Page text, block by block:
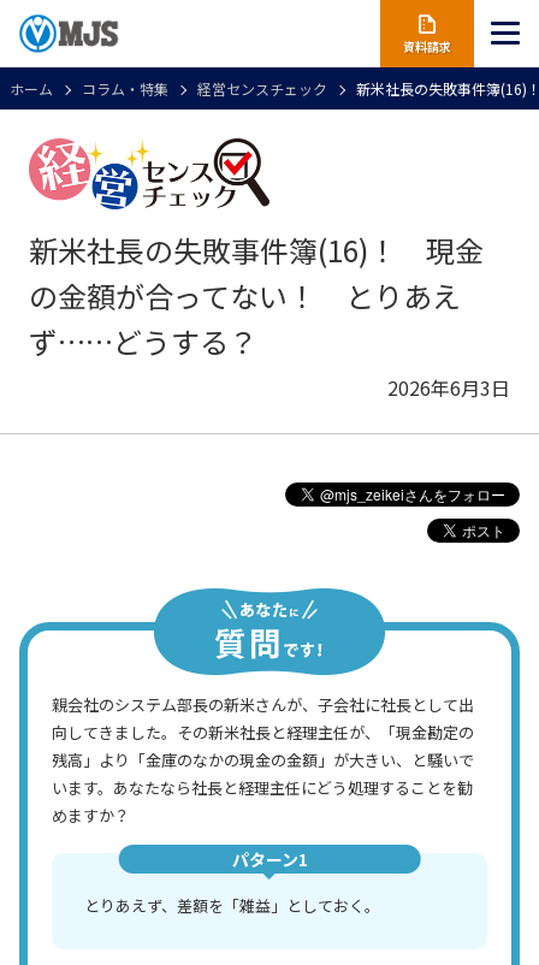
資料請求
ホーム コラム・特集 経営センスチェック 新米社長の失敗事件簿
新米社長の失敗事件簿(16)！ 現金
の金額が合ってない！ とりあえ
ず……どうする？
2026年6月3日
親会社のシステム部長の新米さんが、子会社に社長として出
向してきました。その新米社長と経理主任が、「現金勘定の
残高」より「金庫のなかの現金の金額」が大きい、と騒いで
います。あなたなら社長と経理主任にどう処理することを勧
めますか？
パターン1
とりあえず、差額を「雑益」としておく。